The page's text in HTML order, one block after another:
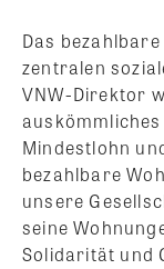
Das
zentralen
VNW-Direktor
Mindestlohn
bezahlbare
unsere
seine
Solidarität und